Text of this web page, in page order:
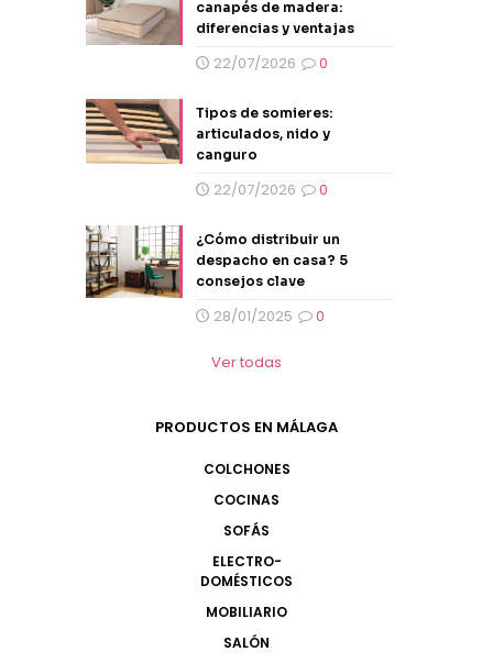
canapés de madera:
diferencias y ventajas
22/07/2026 0
Tipos de somieres:
articulados, nido y
canguro
22/07/2026 0
¿Cómo distribuir un
despacho en casa? 5
consejos clave
28/01/2025 0
Ver todas
PRODUCTOS EN MÁLAGA
COLCHONES
COCINAS
SOFÁS
ELECTRO-
DOMÉSTICOS
MOBILIARIO
SALÓN